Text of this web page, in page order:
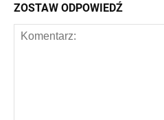
ZOSTAW ODPOWIEDŹ